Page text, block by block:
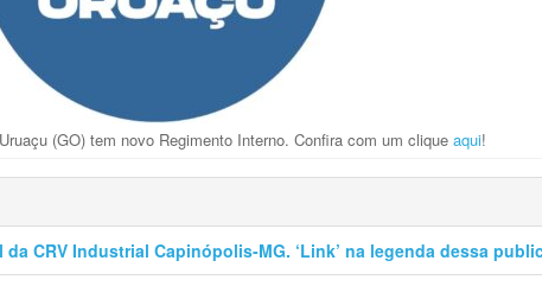
(GO) tem novo Regimento Interno. Confira com um cliqueaqui!
da CRV Industrial Capinópolis-MG. ‘Link’ na legenda dessa